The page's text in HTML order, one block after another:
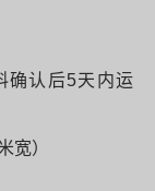
确认后5天内运
宽）